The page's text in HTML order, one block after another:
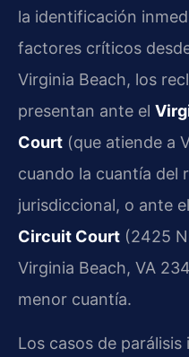
la identificación
factores críticos
Virginia Beach, los
presentan ante el
Court (que atiende a
cuando la cuantía del
jurisdiccional, o ante el
Circuit Court (2425
Virginia Beach, VA
menor cuantía.
Los casos de